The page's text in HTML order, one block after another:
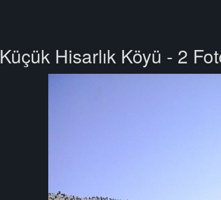
Küçük Hisarlık Köyü - 2